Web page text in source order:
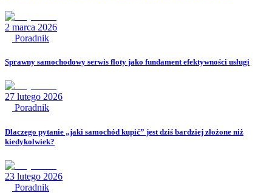
2 marca 2026
Poradnik
Sprawny samochodowy serwis floty jako fundament efektywności usługi
27 lutego 2026
Poradnik
Dlaczego pytanie „jaki samochód kupić” jest dziś bardziej złożone niż
kiedykolwiek?
23 lutego 2026
Poradnik